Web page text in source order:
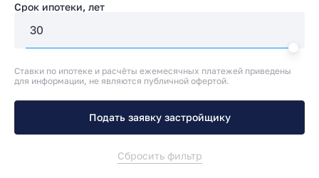
Срок ипотеки, лет
Ставки по ипотеке и расчёты ежемесячных платежей приведены
для информации, не являются публичной офертой.
Подать заявку застройщику
Сбросить фильтр